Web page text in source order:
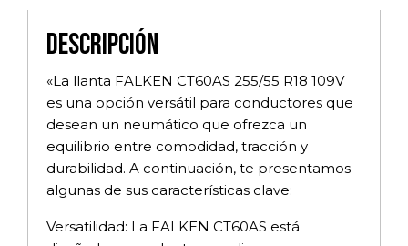
Descripción
«La llanta FALKEN CT60AS 255/55 R18 109V
es una opción versátil para conductores que
desean un neumático que ofrezca un
equilibrio entre comodidad, tracción y
durabilidad. A continuación, te presentamos
algunas de sus características clave:
Versatilidad: La FALKEN CT60AS está